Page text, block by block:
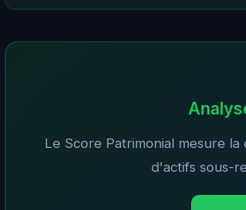
Le Score Patrimonial mesure
d'actifs sous-